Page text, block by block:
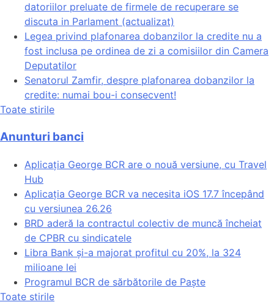
datoriilor preluate de firmele de recuperare se
discuta in Parlament (actualizat)
Legea privind plafonarea dobanzilor la credite nu a
fost inclusa pe ordinea de zi a comisiilor din Camera
Deputatilor
Senatorul Zamfir, despre plafonarea dobanzilor la
credite: numai bou-i consecvent!
Toate stirile
Anunturi banci
Aplicația George BCR are o nouă versiune, cu Travel
Hub
Aplicația George BCR va necesita iOS 17.7 începând
cu versiunea 26.26
BRD aderă la contractul colectiv de muncă încheiat
de CPBR cu sindicatele
Libra Bank și-a majorat profitul cu 20%, la 324
milioane lei
Programul BCR de sărbătorile de Paște
Toate stirile